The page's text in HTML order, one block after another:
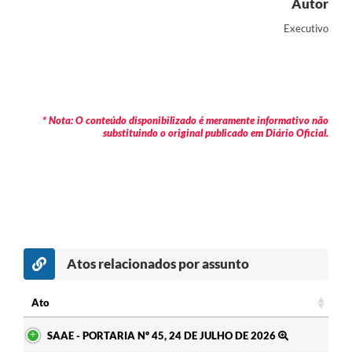
Autor
Executivo
* Nota: O conteúdo disponibilizado é meramente informativo não
substituindo o original publicado em Diário Oficial.
Atos relacionados por assunto
Ato
SAAE - PORTARIA Nº 45, 24 DE JULHO DE 2026